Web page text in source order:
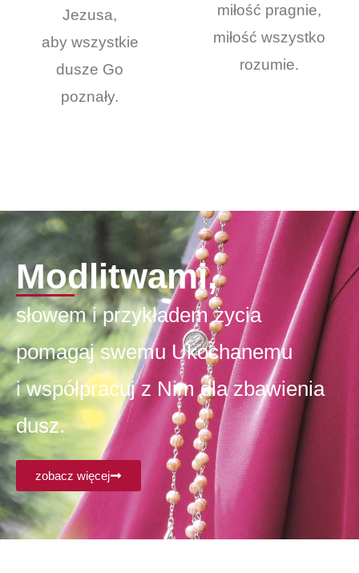
Jezusa,
aby wszystkie
dusze Go
poznały.
miłość pragnie,
miłość wszystko
rozumie.
Modlitwami,
słowem i przykładem życia
pomagaj swemu Ukochanemu
i współpracuj z Nim dla zbawienia
dusz.
zobacz więcej